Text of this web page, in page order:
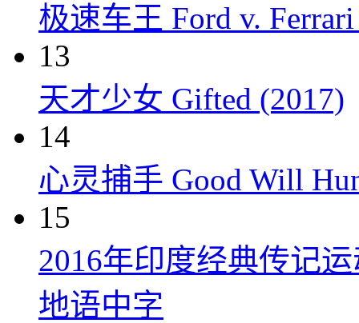
极速车王 Ford v.
13
天才少女 Gifted (2017)
14
心灵捕手 Good Will
15
2016年印度经典传记
地语中字